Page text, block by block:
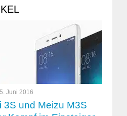
Juni 2016
3S und Meizu M3S